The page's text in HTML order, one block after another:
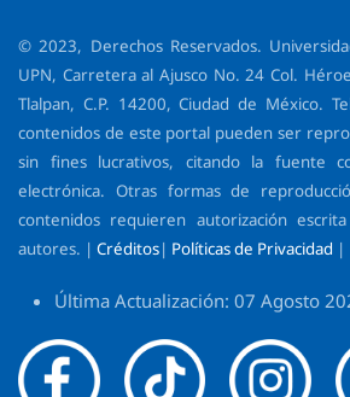
© 2023, Derechos Reservados.
UPN, Carretera al Ajusco No. 24 Col.
Tlalpan, C.P. 14200, Ciudad de México.
contenidos de este portal pueden ser
sin fines lucrativos, citando la fuente
electrónica. Otras formas de
contenidos requieren autorización
autores. | Créditos| Políticas de Privacidad |
Última Actualización: 07 Agosto